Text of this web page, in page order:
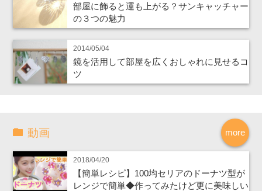
部屋に飾ると運も上がる？サンキャッチャー
の３つの魅力
2014/05/04
鏡を活用して部屋を広くおしゃれに見せるコ
ツ
more
動画
2018/04/20
【簡単レシピ】100均セリアのドーナツ型が
レンジで簡単◆作ってみたけど更に美味しい